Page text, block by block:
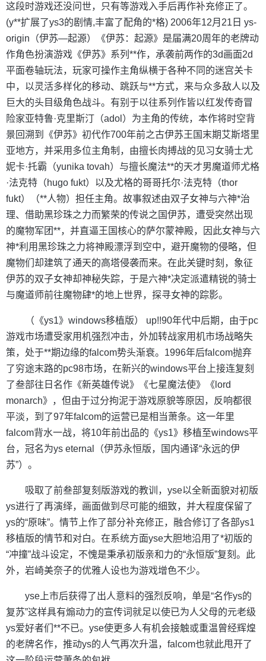
这段时游戏还没问世，只有等游戏入手后再作补充修正了。
(y**扩展了ys3的剧情,丰富了配角的*格) 2006年12月21日 ys-
origin（伊苏—起源）《伊苏：起源》是届满20周年的老牌动
作角色扮演游戏《伊苏》系列**作，承袭前两作的3d画面2d
平面卷轴玩法，玩家可操作主角纵横于各种不同的迷宫关卡
中，以灵活多样化的移动、跳跃与**方式，来与众多敌人以及
巨大的头目级角色战斗。有别于以往系列作皆以红发传奇冒
险家亚特鲁·克里斯汀（adol）为主角的传统，本作将时空背
景回溯到《伊苏》初代作700年前之古伊苏王国末期艾斯塔里
亚地方，并采用多位主角制，由擅长肉搏战的见习女骑士尤
妮卡·托霸（yunika tovah）与擅长魔法**的天才男魔道师尤格
·法克特（hugo fukt）以及尤格的哥哥托尔·法克特（thor
fukt）（**人物）担任主角。故事叙述由双子女神与六神*治
理、借助黑珍珠之力而繁荣的传说之国伊苏，遭受突然出现
的魔物军团**，并直逼王国核心的萨尔蒙神殿，因此女神与六
神*利用黑珍珠之力将神殿漂浮到空中，避开魔物的侵略，但
魔物们却建筑了通天的高塔侵袭而来。在此关键时刻，象征
伊苏的双子女神却神秘失踪，于是六神*决定派遣精锐的骑士
与魔道师前往魔物肆*的地上世界，探寻女神的踪影。
（《ys1》windows移植版） up!!90年代中后期，由于pc
游戏市场遭受家用机强烈冲击，外加转战家用机市场战略失
策，处于**期边缘的falcom势头渐衰。1996年后falcom抛弃
了穷途末路的pc98市场，在新兴的windows平台上接连复刻
了叁部往日名作《新英雄传说》《七星魔法使》《lord
monarch》，但由于过分拘泥于游戏原貌等原因，反响都很
平淡，到了97年falcom的运营已是相当萧条。这一年里
falcom背水一战，将10年前出品的《ys1》移植至windows平
台，冠名为ys eternal（伊苏永恒版，国内通译“永远的伊
苏”）。
吸取了前叁部复刻版游戏的教训，yse以全新面貌对初版
ys进行了再演绎，画面做到尽可能的细致，并大程度保留了
ys的“原味”。情节上作了部分补充修正，融合修订了各部ys1
移植版的情节和对白。在系统方面yse大胆地沿用了*初版的
“冲撞”战斗设定，不愧是秉承初版亲和力的“永恒版”复刻。此
外，岩崎美奈子的优雅人设也为游戏增色不少。
yse上市后获得了出人意料的强烈反响，单是“名作ys的
复苏”这样具有煽动力的宣传词就足以使已为人父母的元老级
ys爱好者们**不已。yse使更多人有机会接触或重温曾经辉煌
的老牌名作，推动ys的人气再次升温，falcom也就此甩开了